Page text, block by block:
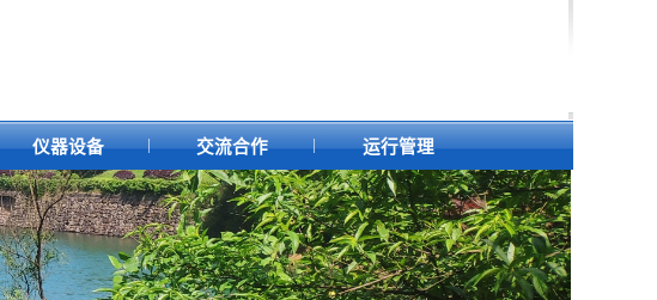
仪器设备 | 交流合作 | 运行管理